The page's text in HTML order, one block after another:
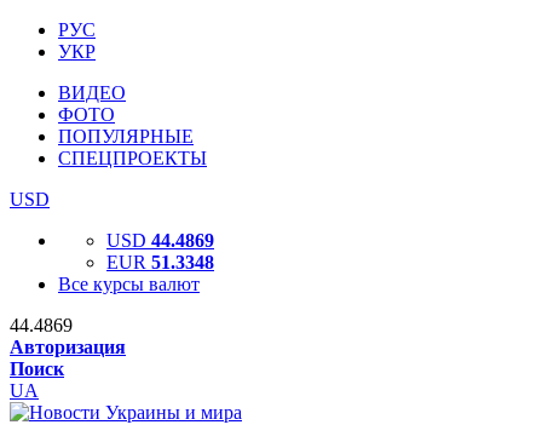
РУС
УКР
ВИДЕО
ФОТО
ПОПУЛЯРНЫЕ
СПЕЦПРОЕКТЫ
USD
USD 44.4869
EUR 51.3348
Все курсы валют
44.4869
Авторизация
Поиск
UA